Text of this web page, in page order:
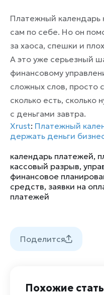
Платежный календарь
сам по себе. Но он
за хаоса, спешки и
А это уже серьезный
финансовому
сложных слов, просто
сколько есть, сколько
с деньгами завтра.
Xrust: Платежный
держать деньги
календарь платежей,
кассовый разрыв,
финансовое
средств, заявки на
платежей
Поделится
Похожие